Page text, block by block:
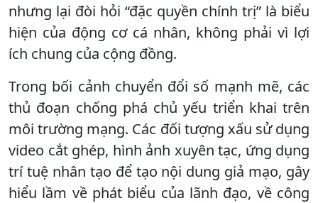
nhưng lại đòi hỏi “đặc quyền chính trị” là biểu
hiện của động cơ cá nhân, không phải vì lợi
ích chung của cộng đồng.
Trong bối cảnh chuyển đổi số mạnh mẽ, các
thủ đoạn chống phá chủ yếu triển khai trên
môi trường mạng. Các đối tượng xấu sử dụng
video cắt ghép, hình ảnh xuyên tạc, ứng dụng
trí tuệ nhân tạo để tạo nội dung giả mạo, gây
hiểu lầm về phát biểu của lãnh đạo, về công